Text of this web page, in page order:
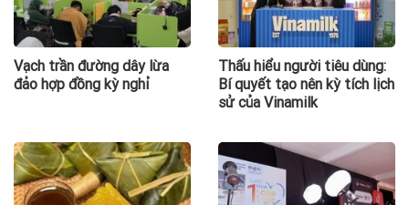
Vạch trần đường dây lừa
đảo hợp đồng kỳ nghỉ
Thấu hiểu người tiêu dùng:
Bí quyết tạo nên kỳ tích lịch
sử của Vinamilk